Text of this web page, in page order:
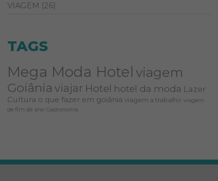
VIAGEM (26)
TAGS
Mega Moda Hotel viagem
Goiânia viajar Hotel hotel da moda Lazer
Cultura o que fazer em goiânia viagem a trabalho viagem
de fim de ano Gastronomia